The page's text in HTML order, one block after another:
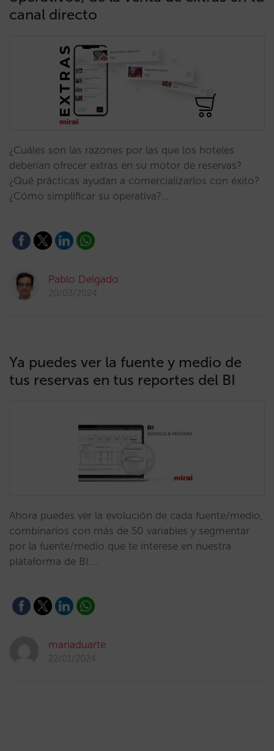
canal directo
¿Cuáles son las razones por las que los hoteles
deberían ofrecer extras en su motor de reservas?
¿Qué prácticas ayudan a comercializarlos con éxito?
¿Cómo simplificar su operativa?…
Pablo Delgado
20/03/2024
Ya puedes ver la fuente y medio de
tus reservas en tus reportes del BI
Ahora puedes ver la evolución de cada fuente/medio,
combinarlos con más de 50 variables y segmentar
por la fuente/medio que te interese en nuestra
plataforma de BI.…
mariaduarte
22/01/2024